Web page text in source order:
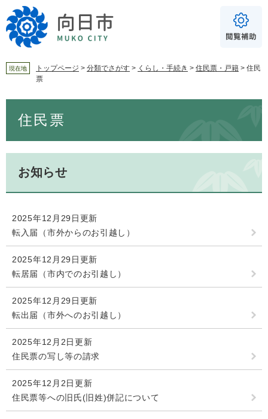
ー
ジ
ニ
ュ
へ
For Foreigners
音声読み上げ
読み上げ
ふりがな
あり なし
文字サイズ
背景色
現在地 トップページ > 分類でさがす > くらし・手続き > 住民票・戸籍 > 住民
票
住民票
お知らせ
2025年12月29日更新
転入届（市外からのお引越し）
2025年12月29日更新
転居届（市内でのお引越し）
2025年12月29日更新
転出届（市外へのお引越し）
2025年12月2日更新
住民票の写し等の請求
2025年12月2日更新
住民票等への旧氏(旧姓)併記について